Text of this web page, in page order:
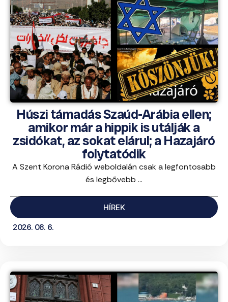
Húszi támadás Szaúd-Arábia ellen;
amikor már a hippik is utálják a
zsidókat, az sokat elárul; a Hazajáró
folytatódik
A Szent Korona Rádió weboldalán csak a legfontosabb
és legbővebb ...
HÍREK
2026. 08. 6.